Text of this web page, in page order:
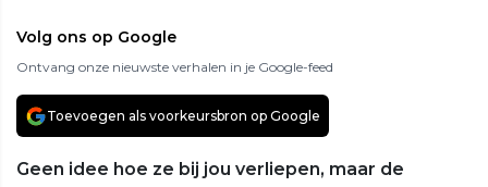
Volg ons op Google
Ontvang onze nieuwste verhalen in je Google-feed
Toevoegen als voorkeursbron op Google
Geen idee hoe ze bij jou verliepen, maar de